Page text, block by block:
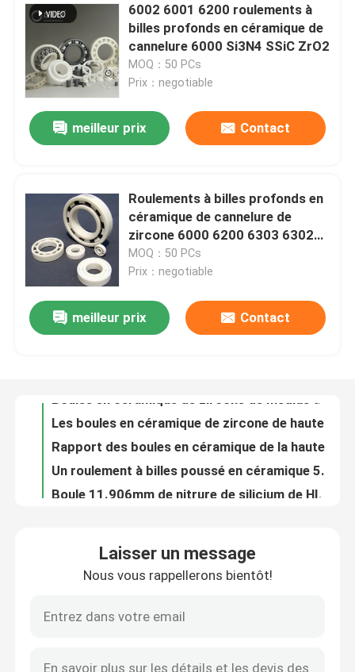
Maison
Produits
Exposition de VR
Contrôle de qualité
Demandez une citation
Roulements à billes en céramique
608 incidences en céramique
6002 6001 6200 roulements à
billes profonds en céramique de
cannelure 6000 Si3N4 SSiC ZrO2
MOQ：50 PCs
Prix：negotiable
meilleur prix Contact
Roulements à billes profonds en
céramique de cannelure de
zircone 6000 6200 6303 6302
6301
MOQ：50 PCs
Prix：negotiable
meilleur prix Contact
Boules en céramique de zircone de médias de broyeur à boulets pour la cheminée 6.35mm
Laisser un message
Nous vous rappellerons bientôt!